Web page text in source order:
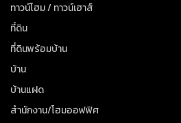
ทาวน์โฮม / ทาวน์เฮาส์
ที่ดิน
ที่ดินพร้อมบ้าน
บ้าน
บ้านแฝด
สำนักงาน/โฮมออฟฟิศ